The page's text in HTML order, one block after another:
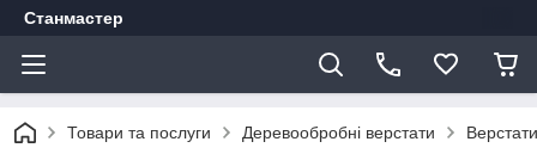
Станмастер
Товари та послуги Деревообробні верстати